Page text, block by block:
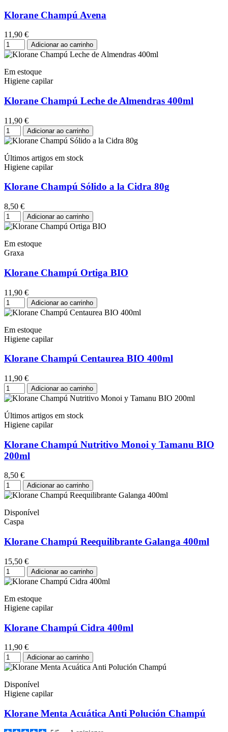
Klorane Champú Avena
11,90 €
Adicionar ao carrinho
Em estoque
Higiene capilar
Klorane Champú Leche de Almendras 400ml
11,90 €
Adicionar ao carrinho
Últimos artigos em stock
Higiene capilar
Klorane Champú Sólido a la Cidra 80g
8,50 €
Adicionar ao carrinho
Em estoque
Graxa
Klorane Champú Ortiga BIO
11,90 €
Adicionar ao carrinho
Em estoque
Higiene capilar
Klorane Champú Centaurea BIO 400ml
11,90 €
Adicionar ao carrinho
Últimos artigos em stock
Higiene capilar
Klorane Champú Nutritivo Monoi y Tamanu BIO
200ml
8,50 €
Adicionar ao carrinho
Disponível
Caspa
Klorane Champú Reequilibrante Galanga 400ml
15,50 €
Adicionar ao carrinho
Em estoque
Higiene capilar
Klorane Champú Cidra 400ml
11,90 €
Adicionar ao carrinho
Disponível
Higiene capilar
Klorane Menta Acuática Anti Polución Champú